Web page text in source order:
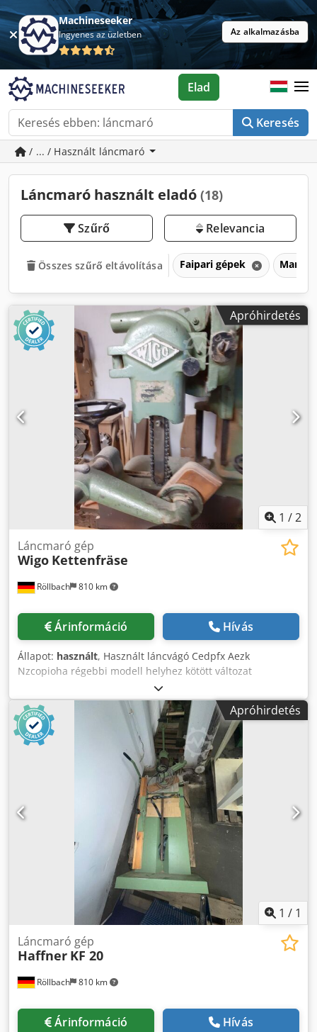
Machineseeker
Ingyenes az üzletben Az alkalmazásba
Keresés
Elad
/ ... / Használt láncmaró
Láncmaró használt eladó (18)
Szűrő Relevancia
Összes szűrő eltávolítása Faipari gépek
Apróhirdetés
1 /2
Röllbach 810 km
Láncmaró gép
Wigo Kettenfräse
Árinformáció Hívás
Állapot: használt, Használt láncvágó Cedpfx Aezk
Nzcopioha régebbi modell helyhez kötött változat
Elérhetőség: rövid távon Raktározás helye: NRW
Apróhirdetés
1 / 1
Röllbach 810 km
Láncmaró gép
Haffner KF 20
Árinformáció Hívás